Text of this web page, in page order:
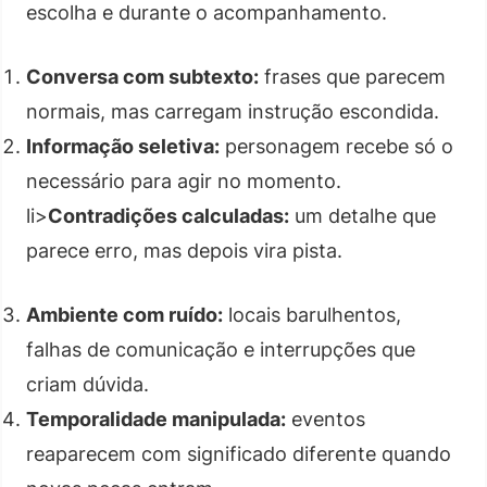
escolha e durante o acompanhamento.
Conversa com subtexto: frases que parecem
normais, mas carregam instrução escondida.
Informação seletiva: personagem recebe só o
necessário para agir no momento.
li>Contradições calculadas: um detalhe que
parece erro, mas depois vira pista.
Ambiente com ruído: locais barulhentos,
falhas de comunicação e interrupções que
criam dúvida.
Temporalidade manipulada: eventos
reaparecem com significado diferente quando